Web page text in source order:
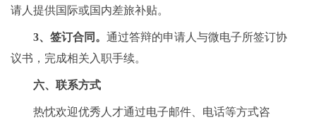
请人提供国际或国内差旅补贴。
3、签订合同。 通过答辩的申请人与微电子所签订协
议书，完成相关入职手续。
六、联系方式
热忱欢迎优秀人才通过电子邮件、电话等方式咨